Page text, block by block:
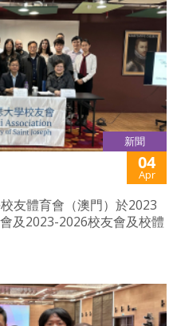
新聞
04
Apr
友體育會（澳門）於2023
及2023-2026校友會及校體